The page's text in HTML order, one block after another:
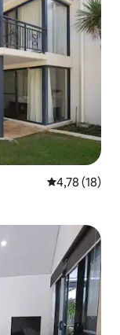
4,78 de uma
4,78 (18)